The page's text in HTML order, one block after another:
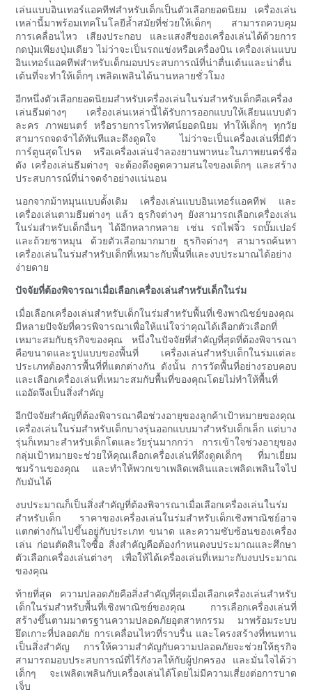
เล่นแบบอินเทอร์แอคทีฟสำหรับเด็กเป็นตัวเลือกยอดนิยม เครื่องเล่น
เหล่านี้มาพร้อมเทคโนโลยีล้ำสมัยที่ช่วยให้เด็กๆ สามารถควบคุม
การเคลื่อนไหว เสียงประกอบ และแสงสีของเครื่องเล่นได้ด้วยการ
กดปุ่มเพียงปุ่มเดียว ไม่ว่าจะเป็นรถแข่งหรือเครื่องบิน เครื่องเล่นแบบ
อินเทอร์แอคทีฟสำหรับเด็กมอบประสบการณ์ที่น่าตื่นเต้นและน่าตื่น
เต้นที่จะทำให้เด็กๆ เพลิดเพลินได้นานหลายชั่วโมง
อีกหนึ่งตัวเลือกยอดนิยมสำหรับเครื่องเล่นในร่มสำหรับเด็กคือเครื่อง
เล่นธีมต่างๆ เครื่องเล่นเหล่านี้ได้รับการออกแบบให้เลียนแบบตัว
ละคร ภาพยนตร์ หรือรายการโทรทัศน์ยอดนิยม ทำให้เด็กๆ ทุกวัย
สามารถจดจำได้ทันทีและดึงดูดใจ ไม่ว่าจะเป็นเครื่องเล่นที่มีตัว
การ์ตูนสุดโปรด หรือเครื่องเล่นจำลองยานพาหนะในภาพยนตร์ชื่อ
ดัง เครื่องเล่นธีมต่างๆ จะต้องดึงดูดความสนใจของเด็กๆ และสร้าง
ประสบการณ์ที่น่าจดจำอย่างแน่นอน
นอกจากม้าหมุนแบบดั้งเดิม เครื่องเล่นแบบอินเทอร์แอคทีฟ และ
เครื่องเล่นตามธีมต่างๆ แล้ว ธุรกิจต่างๆ ยังสามารถเลือกเครื่องเล่น
ในร่มสำหรับเด็กอื่นๆ ได้อีกหลากหลาย เช่น รถไฟจิ๋ว รถบั๊มเปอร์
และถ้วยชาหมุน ด้วยตัวเลือกมากมาย ธุรกิจต่างๆ สามารถค้นหา
เครื่องเล่นในร่มสำหรับเด็กที่เหมาะกับพื้นที่และงบประมาณได้อย่าง
ง่ายดาย
ปัจจัยที่ต้องพิจารณาเมื่อเลือกเครื่องเล่นสำหรับเด็กในร่ม
เมื่อเลือกเครื่องเล่นสำหรับเด็กในร่มสำหรับพื้นที่เชิงพาณิชย์ของคุณ
มีหลายปัจจัยที่ควรพิจารณาเพื่อให้แน่ใจว่าคุณได้เลือกตัวเลือกที่
เหมาะสมกับธุรกิจของคุณ หนึ่งในปัจจัยที่สำคัญที่สุดที่ต้องพิจารณา
คือขนาดและรูปแบบของพื้นที่ เครื่องเล่นสำหรับเด็กในร่มแต่ละ
ประเภทต้องการพื้นที่ที่แตกต่างกัน ดังนั้น การวัดพื้นที่อย่างรอบคอบ
และเลือกเครื่องเล่นที่เหมาะสมกับพื้นที่ของคุณโดยไม่ทำให้พื้นที่
แออัดจึงเป็นสิ่งสำคัญ
อีกปัจจัยสำคัญที่ต้องพิจารณาคือช่วงอายุของลูกค้าเป้าหมายของคุณ
เครื่องเล่นในร่มสำหรับเด็กบางรุ่นออกแบบมาสำหรับเด็กเล็ก แต่บาง
รุ่นก็เหมาะสำหรับเด็กโตและวัยรุ่นมากกว่า การเข้าใจช่วงอายุของ
กลุ่มเป้าหมายจะช่วยให้คุณเลือกเครื่องเล่นที่ดึงดูดเด็กๆ ที่มาเยี่ยม
ชมร้านของคุณ และทำให้พวกเขาเพลิดเพลินและเพลิดเพลินใจไป
กับมันได้
งบประมาณก็เป็นสิ่งสำคัญที่ต้องพิจารณาเมื่อเลือกเครื่องเล่นในร่ม
สำหรับเด็ก ราคาของเครื่องเล่นในร่มสำหรับเด็กเชิงพาณิชย์อาจ
แตกต่างกันไปขึ้นอยู่กับประเภท ขนาด และความซับซ้อนของเครื่อง
เล่น ก่อนตัดสินใจซื้อ สิ่งสำคัญคือต้องกำหนดงบประมาณและศึกษา
ตัวเลือกเครื่องเล่นต่างๆ เพื่อให้ได้เครื่องเล่นที่เหมาะกับงบประมาณ
ของคุณ
ท้ายที่สุด ความปลอดภัยคือสิ่งสำคัญที่สุดเมื่อเลือกเครื่องเล่นสำหรับ
เด็กในร่มสำหรับพื้นที่เชิงพาณิชย์ของคุณ การเลือกเครื่องเล่นที่
สร้างขึ้นตามมาตรฐานความปลอดภัยอุตสาหกรรม มาพร้อมระบบ
ยึดเกาะที่ปลอดภัย การเคลื่อนไหวที่ราบรื่น และโครงสร้างที่ทนทาน
เป็นสิ่งสำคัญ การให้ความสำคัญกับความปลอดภัยจะช่วยให้ธุรกิจ
สามารถมอบประสบการณ์ที่ไร้กังวลให้กับผู้ปกครอง และมั่นใจได้ว่า
เด็กๆ จะเพลิดเพลินกับเครื่องเล่นได้โดยไม่มีความเสี่ยงต่อการบาด
เจ็บ